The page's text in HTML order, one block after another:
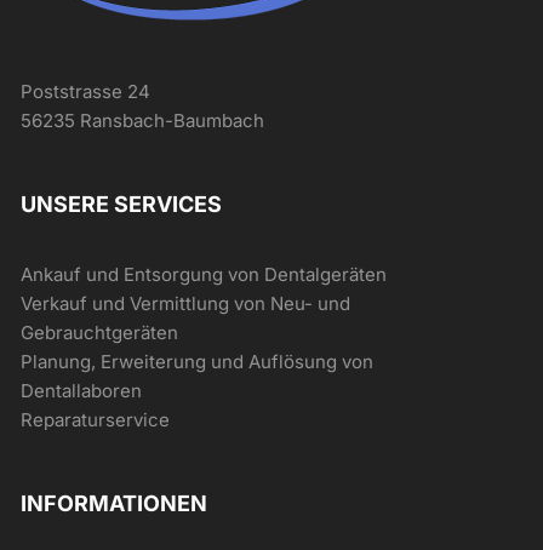
Poststrasse 24
56235 Ransbach-Baumbach
UNSERE SERVICES
Ankauf und Entsorgung von Dentalgeräten
Verkauf und Vermittlung von Neu- und
Gebrauchtgeräten
Planung, Erweiterung und Auflösung von
Dentallaboren
Reparaturservice
INFORMATIONEN